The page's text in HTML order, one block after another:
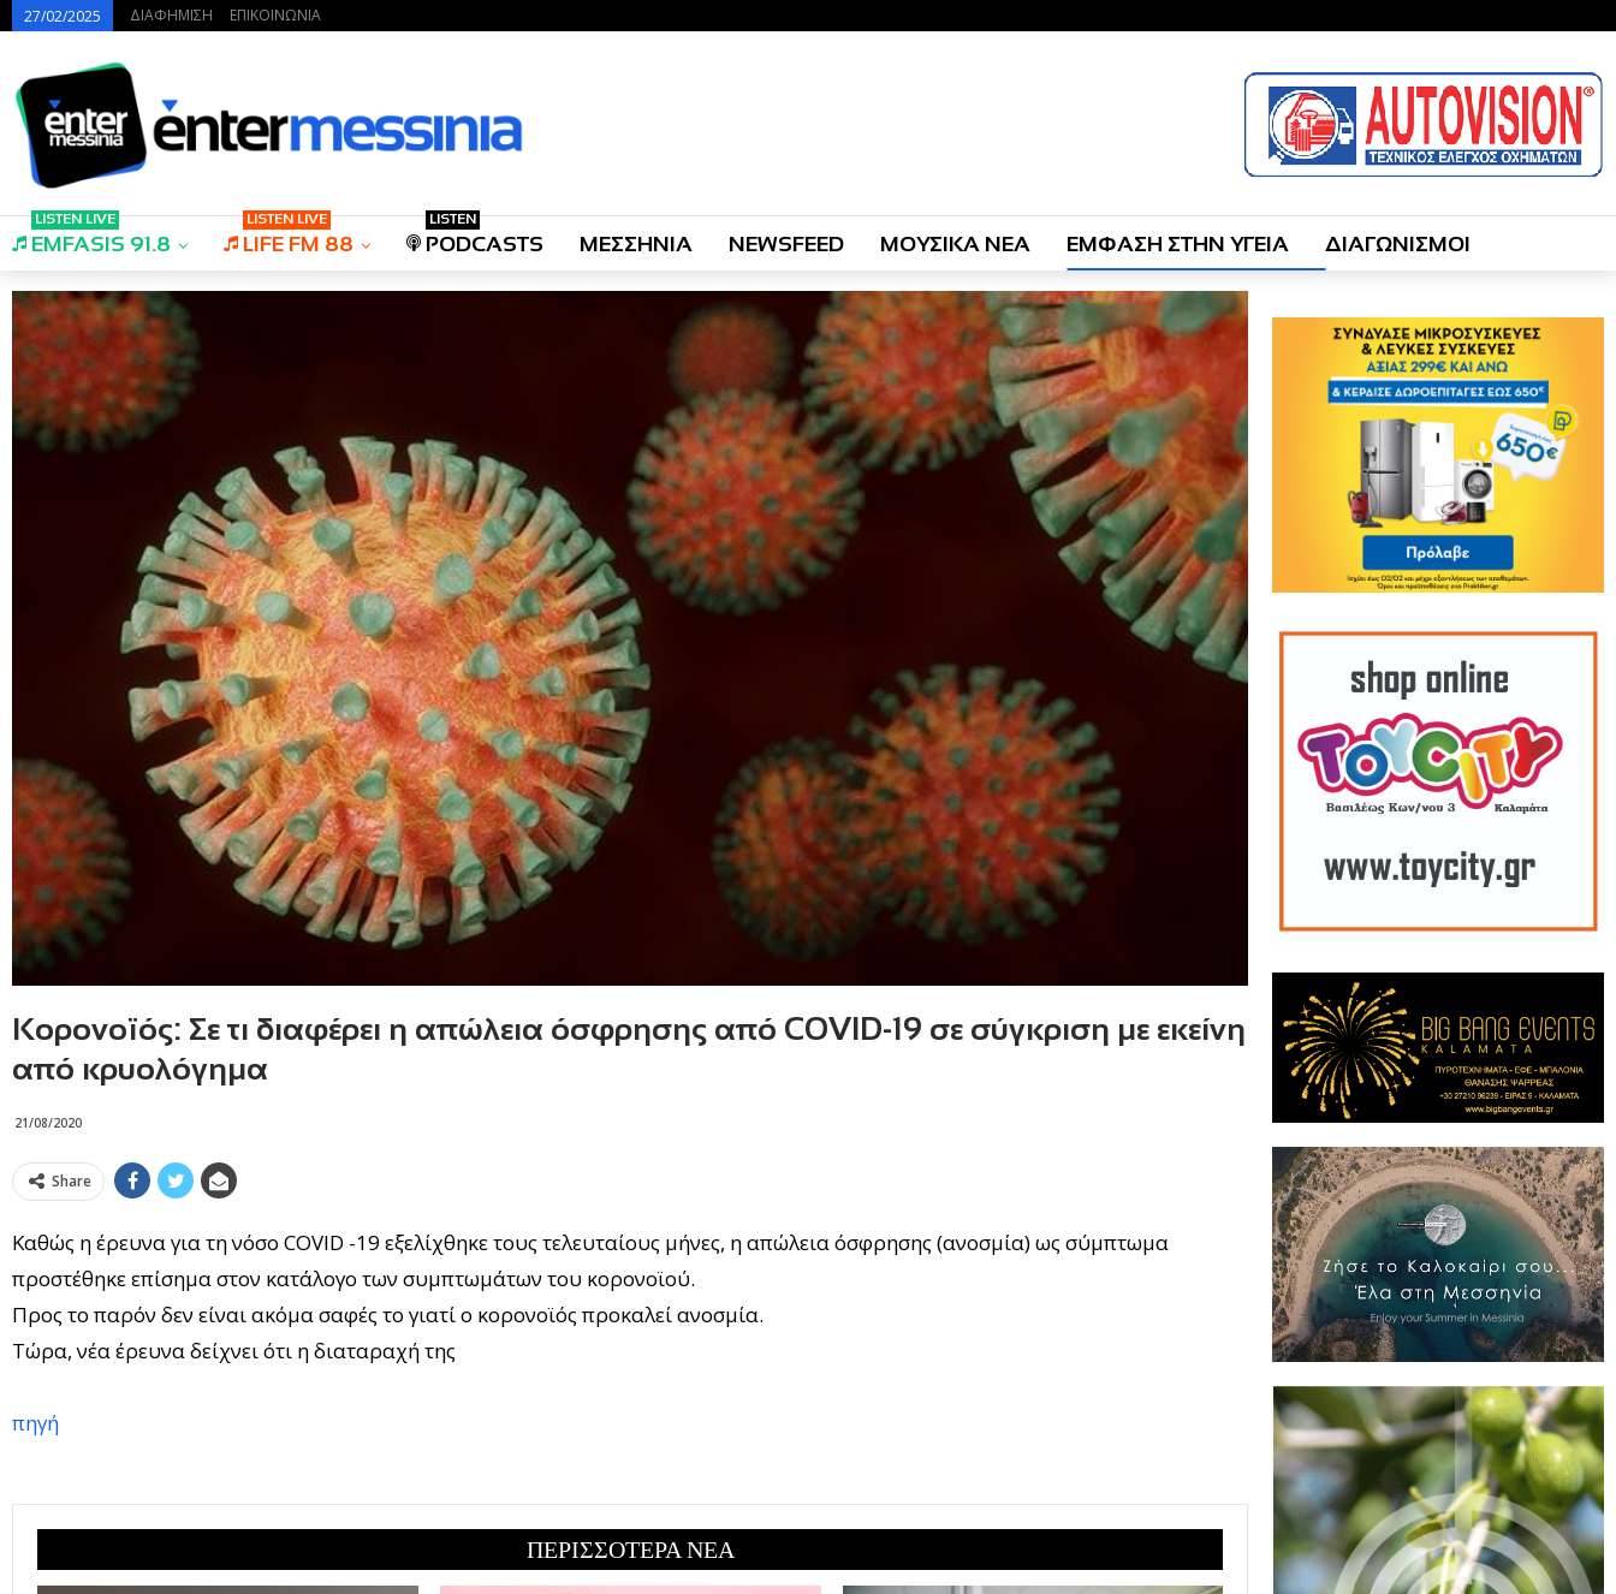
27/02/2025 ΔΙΑΦΗΜΙΣΗ ΕΠΙΚΟΙΝΩΝΙΑ
EMFASIS 91.8
LISTEN LIVE
LIFE FM 88
LISTEN LIVE
PODCASTS
LISTEN
ΜΕΣΣΗΝΙΑ NEWSFEED ΜΟΥΣΙΚΑ ΝΕΑ ΕΜΦΑΣΗ ΣΤΗΝ ΥΓΕΙΑ ΔΙΑΓΩΝΙΣΜΟΙ
Κορονοϊός: Σε τι διαφέρει η απώλεια όσφρησης από COVID-19 σε σύγκριση με εκείνη
από κρυολόγημα
21/08/2020
Share
Καθώς η έρευνα για τη νόσο COVID -19 εξελίχθηκε τους τελευταίους μήνες, η απώλεια όσφρησης (ανοσμία) ως σύμπτωμα
προστέθηκε επίσημα στον κατάλογο των συμπτωμάτων του κορονοϊού.
Προς το παρόν δεν είναι ακόμα σαφές το γιατί ο κορονοϊός προκαλεί ανοσμία.
Τώρα, νέα έρευνα δείχνει ότι η διαταραχή της
πηγή
ΠΕΡΙΣΣΟΤΕΡΑ ΝΕΑ